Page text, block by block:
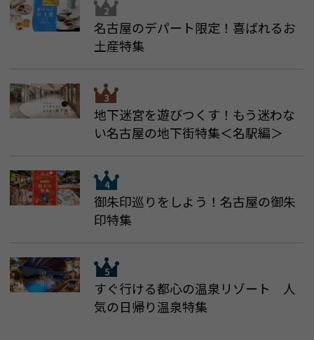
名古屋のデパート限定！喜ばれるお
土産特集
地下迷宮を遊びつくす！もう迷わな
い名古屋の地下街特集＜名駅編＞
御朱印巡りをしよう！名古屋の御朱
印特集
すぐ行ける都心の温泉リゾート 人
気の日帰り温泉特集